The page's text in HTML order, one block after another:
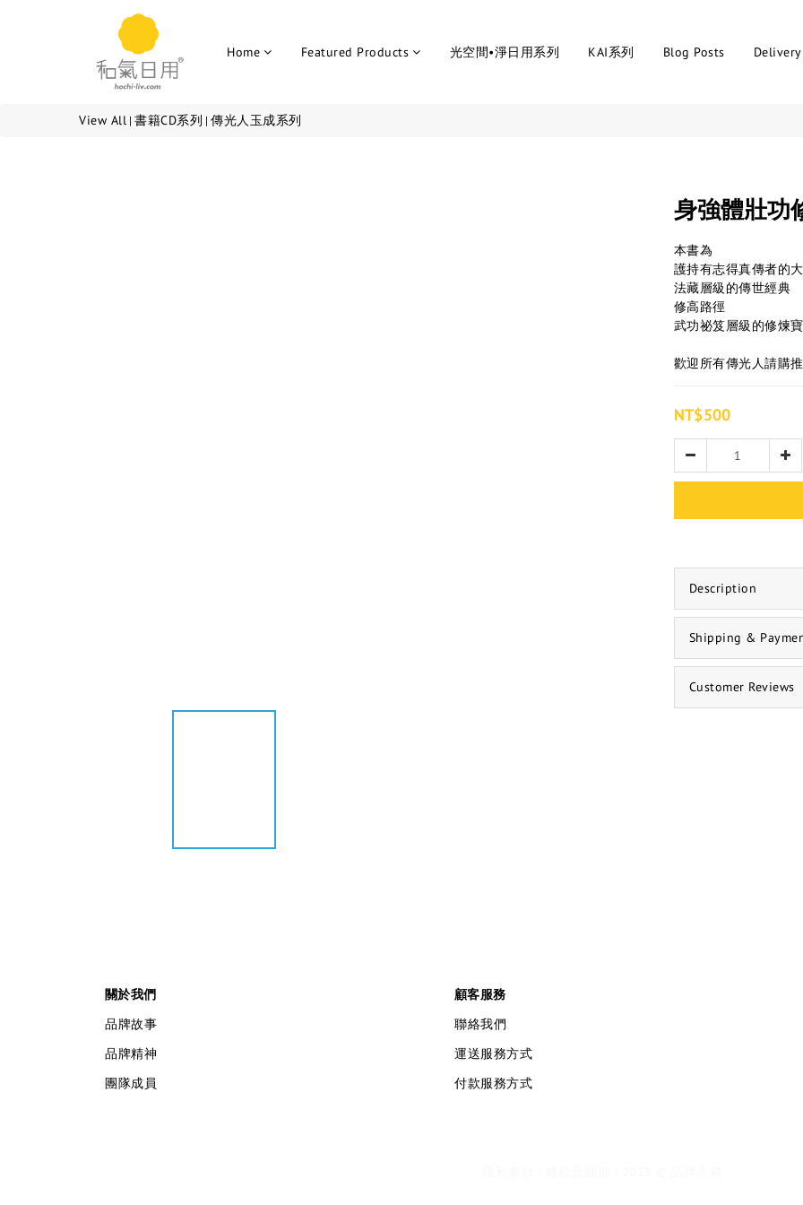
Home Featured Products 光空間•淨日用系列 KAI系列 Blog Posts
View All | 書籍CD系列 | 傳光人玉成系列
身強體壯功
本書為
護持有志得真傳者的
法藏層級的傳世經典
修高路徑
武功祕笈層級的修煉
歡迎所有傳光人請購推
NT$500
Description
Shipping &
Customer Reviews
關於我們
品牌故事
品牌精神
團隊成員
顧客服務
聯絡我們
運送服務方式
付款服務方式